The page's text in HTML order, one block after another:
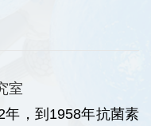
室
年，到1958年抗菌素